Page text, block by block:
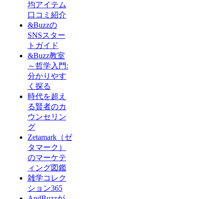
均アイテム
口コミ紹介
&Buzzの
SNSスター
トガイド
&Buzz教室
～哲学入門:
分かりやす
く探る
時代を超え
る賢者のカ
ウンセリン
グ
Zetamark（ゼ
タマーク）
のマーケテ
ィング図鑑
雑学コレク
ション365